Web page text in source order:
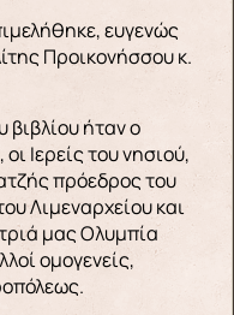
ευγενώς
Προικονήσσου κ.
ήταν ο
Ιερείς του νησιού,
πρόεδρος του
Λιμεναρχείου και
μας Ολυμπία
ομογενείς,